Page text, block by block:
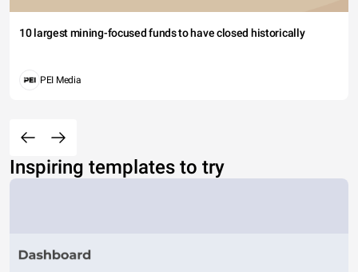
10 largest mining-focused funds to have closed historically
PEI Media
Inspiring templates to try